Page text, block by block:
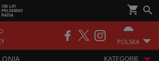
POLSKA
KATEGORIE